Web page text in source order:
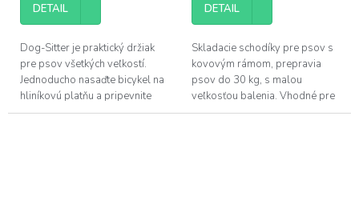
DETAIL
Dog-Sitter je praktický držiak
pre psov všetkých veľkostí.
Jednoducho nasaďte bicykel na
hliníkovú platňu a pripevnite
psa k upínaciemu oku. Stabilná
DETAIL
Skladacie schodíky pre psov s
kovovým rámom, prepravia
psov do 30 kg, s malou
veľkosťou balenia. Vhodné pre
malých až stredne veľkých